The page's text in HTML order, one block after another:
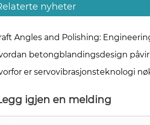
nyheter
Angles and Polishing:
Ejection
betongblandingsdesign
direkte
er servovibrasjonsteknologi
igjen en melding